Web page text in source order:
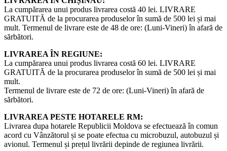
La cumpărarea unui produs livrarea costă 40 lei. LIVRARE
GRATUITĂ de la procurarea produselor în sumă de 500 lei și mai
mult. Termenul de livrare este de 48 de ore: (Luni-Vineri) în afară de
sărbători.
LIVRAREA ÎN REGIUNE:
La cumpărarea unui produs livrarea costă 60 lei. LIVRARE
GRATUITĂ de la procurarea produselor în sumă de 500 lei și mai
mult.
Termenul de livrare este de 72 de ore: (Luni-Vineri) în afară de
sărbători.
LIVRAREA PESTE HOTARELE RM:
Livrarea dupa hotarele Republicii Moldova se efectuează în comun
acord cu Vânzătorul și se poate efectua cu microbuzul, autobuzul și
avionul. Termenul și prețul livrării depinde de regiunea livrării.